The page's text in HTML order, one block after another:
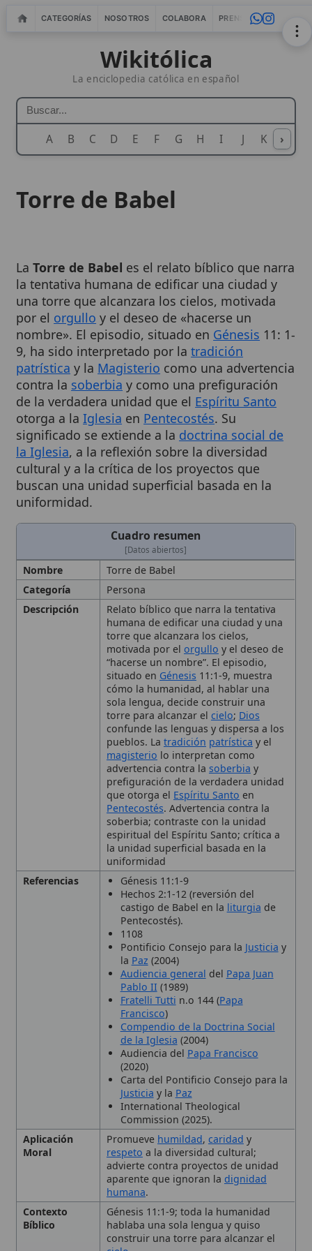
CATEGORÍAS NOSOTROS COLABORA PRENSA WEBMASTERS
Wikitólica
La enciclopedia católica en español
A B C D E F G H I J K L M
›
una torre que alcanzara los cielos, motivada
por elorgulloy el deseo de «hacerse un
nombre». El episodio, situado enGénesis11: 1-
9, ha sido interpretado por latradición
patrísticay la Magisterio como una advertencia
contra lasoberbiay como una prefiguración
de la verdadera unidad que elEspíritu Santo
otorga a laIglesiaenPentecostés . Su
significado se extiende a la
doctrina social de
la Iglesia, a la reflexión sobre la diversidad
cultural y a la crítica de los proyectos que
buscan una unidad superficial basada en la
uniformidad.
Cuadro resumen
Persona
Relato bíblico que narra la tentativa
humana de edificar una ciudad y una
torre que alcanzara los cielos,
motivada por el
“hacerse un nombre”. El episodio,
situado enGénesis11:1-9, muestra
cómo la humanidad, al hablar una
sola lengua, decide construir una
torre para alcanzar elcielo;Dios
confunde las lenguas y dispersa a los
pueblos. Latradición patrística y el
magisteriolo interpretan como
advertencia contra lasoberbiay
prefiguración de la verdadera unidad
que otorga elEspíritu Santoen
Pentecostés. Advertencia contra la
soberbia; contraste con la unidad
espiritual del Espíritu Santo; crítica a
la unidad superficial basada en la
uniformidad
Génesis 11:1-9
Hechos 2:1-12 (reversión del
castigo de Babel en laliturgiade
Pentecostés).
1108
Pontificio Consejo para la
laPaz(2004)
Audiencia generaldel
Pablo II(1989)
Fratelli Tuttin.o 144 ( Papa
Francisco)
Compendio de la Doctrina Social
de la Iglesia(2004)
Audiencia delPapa Francisco
(2020)
Carta del Pontificio Consejo para la
Justiciay la Paz
International Theological
Commission (2025).
Promuevehumildad,caridady
respetoa la diversidad cultural;
advierte contra proyectos de unidad
aparente que ignoran la
humana.
Génesis 11:1-9; toda la humanidad
hablaba una sola lengua y quiso
construir una torre para alcanzar el
cielo.
Enseñanzas
La unidad sinDioses peligrosa
la verdadera unidad se logra en la
diversidad con la guía del Espíritu
Santo
se debe respetar la dignidad y
diversidad cultural.
San Agustín
ve la torre como orgullo y
falsahumildad; la confusión de
🙏 Bienvenido a Wikitólica
Esta enciclopedia es un recurso privado de referencia sin
. No sustituye al Catecismo, a la Sagrada